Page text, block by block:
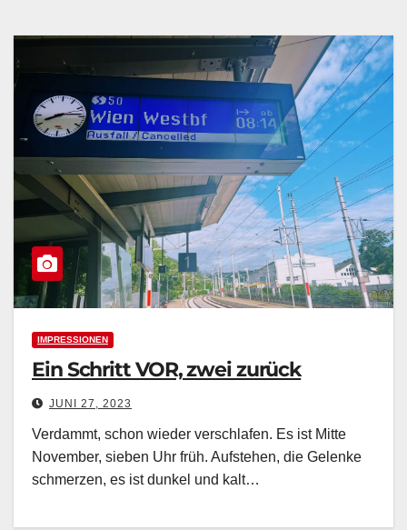
IMPRESSIONEN
Ein Schritt VOR, zwei zurück
JUNI 27, 2023
Verdammt, schon wieder verschlafen. Es ist Mitte
November, sieben Uhr früh. Aufstehen, die Gelenke
schmerzen, es ist dunkel und kalt…